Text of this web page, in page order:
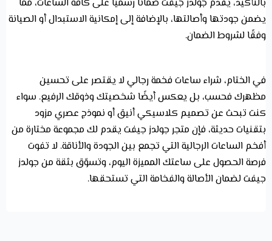
بالتأكيد، يقدم جولدز جيفت ضمانًا رسميًا على كافة الساعات، مما
يضمن جودتها وأصالتها، بالإضافة إلى إمكانية الاستبدال أو الصيانة
وفقًا لشروط الضمان.
في الختام، شراء ساعات فخمة رجالي لا يقتصر على تحسين
مظهرك فحسب، بل يعكس أيضًا شخصيتك وذوقك الرفيع. سواء
كنت تبحث عن تصميم كلاسيكي أنيق أو نموذج عصري مزود
بتقنيات حديثة، فإن متجر جولدز جيفت يقدم لك مجموعة مختارة من
أفخم الساعات الرجالية التي تجمع بين الجودة والأناقة. لا تفوت
فرصة الحصول على ساعتك المميزة اليوم، وتسوّق بثقة من جولدز
جيفت لضمان الأصالة والفخامة التي تستحقها.